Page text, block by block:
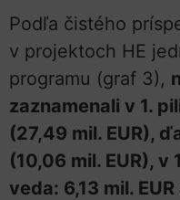
Podľa čistého
v projektoch HE
programu (graf 3),
zaznamenali v 1.
(27,49 mil. EUR),
(10,06 mil. EUR), v
veda: 6,13 mil.